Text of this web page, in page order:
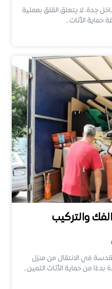
جدة، لا يتعلق القلق بعملية
حماية الأثاث…
والتركيب
في الانتقال من منزل
بدءًا من حماية الأثاث الثمين…